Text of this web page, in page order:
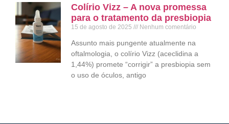
Colírio Vizz – A nova promessa
para o tratamento da presbiopia
15 de agosto de 2025 Nenhum comentário
Assunto mais pungente atualmente na
oftalmologia, o colírio Vizz (aceclidina a
1,44%) promete “corrigir” a presbiopia sem
o uso de óculos, antigo